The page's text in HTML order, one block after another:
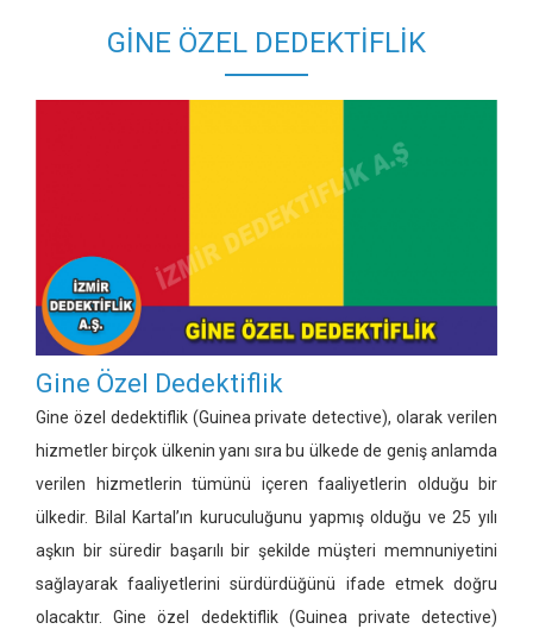
GİNE ÖZEL DEDEKTİFLİK
Gine Özel Dedektiflik
Gine özel dedektiflik (Guinea private detective), olarak verilen
hizmetler birçok ülkenin yanı sıra bu ülkede de geniş anlamda
verilen hizmetlerin tümünü içeren faaliyetlerin olduğu bir
ülkedir. Bilal Kartal’ın kuruculuğunu yapmış olduğu ve 25 yılı
aşkın bir süredir başarılı bir şekilde müşteri memnuniyetini
sağlayarak faaliyetlerini sürdürdüğünü ifade etmek doğru
olacaktır. Gine özel dedektiflik (Guinea private detective)